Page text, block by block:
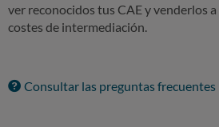
ver reconocidos tus CAE y venderlos
costes de intermediación.
Consultar las preguntas frecuentes